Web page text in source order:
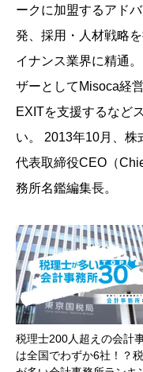
ークに加盟するアド
発、採用・人材戦略
イナンス業界に精通
ザーとしてMisoca経
EXITを支援するなど
い。 2013年10月、株
代表取締役CEO（
務所名鑑編集長。
税理士200人超えの会計
は全国でわずか6社！？